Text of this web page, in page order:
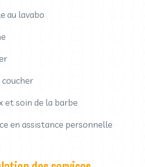
au lavabo
coucher
et soin de la barbe
en assistance personnelle